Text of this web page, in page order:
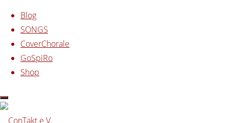
Zum
Inhalt
springen
Blog
SONGS
CoverChorale
GoSpiRo
Shop
Start
Beiträge verschlagwortet mit "Studentenwallfahrt"